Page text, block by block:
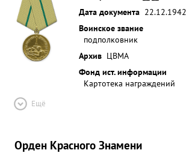
Дата документа 22.12.1942
Воинское звание
подполковник
Архив ЦВМА
Фонд ист. информации
Картотека награждений
Ещё
Орден Красного Знамени